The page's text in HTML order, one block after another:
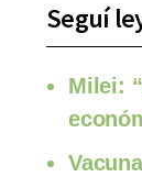
Seguí
Milei: